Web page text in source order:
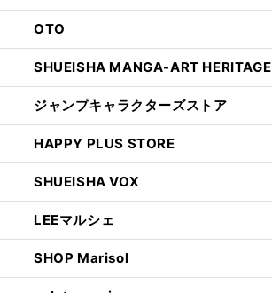
OTO
SHUEISHA MANGA-ART HERITAGE
ジャンプキャラクターズストア
HAPPY PLUS STORE
SHUEISHA VOX
LEEマルシェ
SHOP Marisol